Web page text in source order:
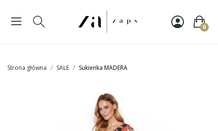
0
Strona główna SALE Sukienka MADERA